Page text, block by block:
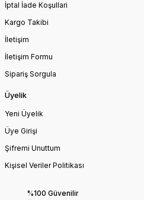
İptal İade Koşullari
Kargo Takibi
İletişim
İletişim Formu
Sipariş Sorgula
Üyelik
Yeni Üyelik
Üye Girişi
Şifremi Unuttum
Kişisel Veriler Politikası
%100 Güvenilir